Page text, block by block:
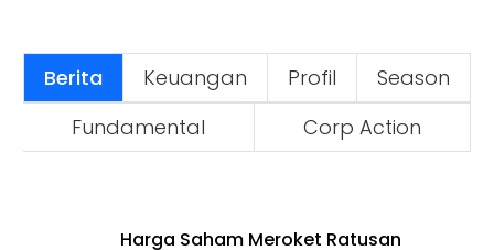
Berita Keuangan Profil
Season
Fundamental
Corp Action
Harga Saham Meroket Ratusan